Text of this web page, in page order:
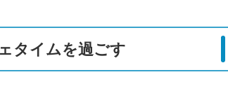
タイムを過ごす